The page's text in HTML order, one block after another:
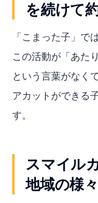
を続けて
「こまった子」で
この活動が「あた
という言葉がなく
アカットができる
す。
スマイル
地域の様